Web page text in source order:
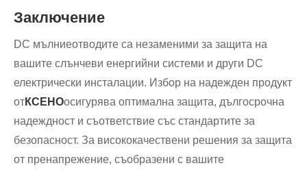
Заключение
DC мълниеотводите са незаменими за защита на
вашите слънчеви енергийни системи и други DC
електрически инсталации. Избор на надежден продукт
отКСЕНОосигурява оптимална защита, дългосрочна
надеждност и съответствие със стандартите за
безопасност. За висококачествени решения за защита
от пренапрежение, съобразени с вашите